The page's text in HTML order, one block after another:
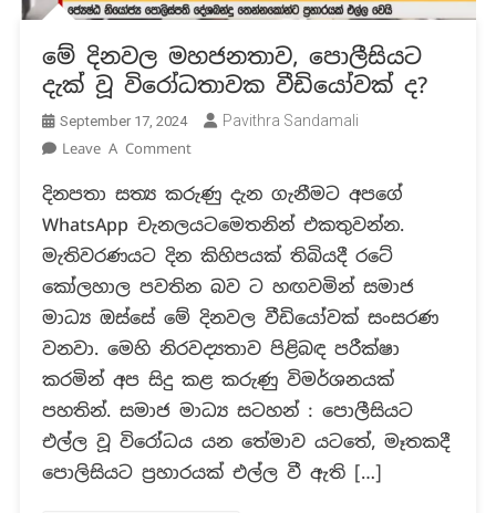
මේ දිනවල මහජනතාව, පොලීසියට
දැක් වූ විරෝධතාවක වීඩියෝවක් ද?
September 17, 2024 Pavithra Sandamali
Leave A CommentOn
දිනවල
මහජනතාව,
පොලීසියට
දැක්
වූ
විරෝධතාවක
වීඩියෝවක්
ද?
දිනපතා සත්‍ය කරුණු දැන ගැනීමට අපගේ
WhatsApp චැනලයටමෙතනින් එකතුවන්න.
මැතිවරණයට දින කිහිපයක් තිබියදී රටේ
කෝලහාල පවතින බව ට හඟවමින් සමාජ
මාධ්‍ය ඔස්සේ මේ දිනවල වීඩියෝවක් සංසරණ
වනවා. මෙහි නිරවද්‍යතාව පිළිබඳ පරීක්ෂා
කරමින් අප සිදු කළ කරුණු විමර්ශනයක්
පහතින්. සමාජ මාධ්‍ය සටහන් : පොලීසියට
එල්ල වූ විරෝධය යන තේමාව යටතේ, මෑතකදී
පොලිසියට ප්‍රහාරයක් එල්ල වී ඇති […]